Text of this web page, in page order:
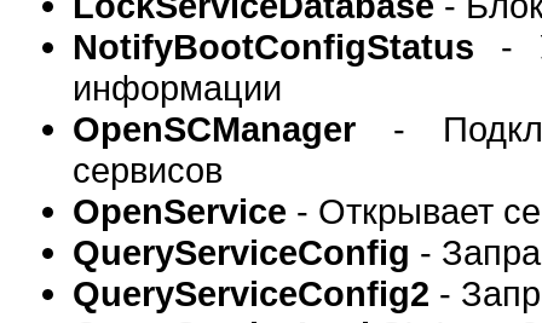
NotifyBootConfigStatus -
информации
OpenSCManager -
сервисов
OpenService - Открывает
QueryServiceConfig -
QueryServiceConfig2 -